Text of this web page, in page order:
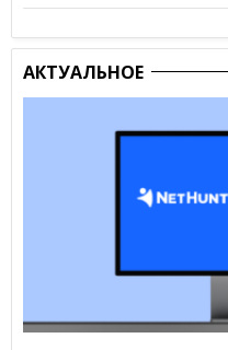
АКТУАЛЬНОЕ